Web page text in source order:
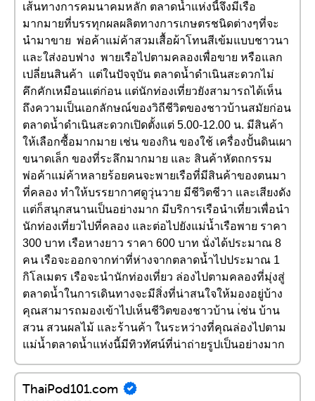
เส้นทางการคมนาคมหลัก ตลาดน้ำแห่งนี้จึงมีเรือ
มากมายที่บรรทุกผลผลิตทางการเกษตรชนิดต่างๆที่จะ
นำมาขาย พ่อค้าแม่ค้าสวมเสื้อผ้าโทนสีเข้มแบบชาวนา
และใส่งอบฟาง พายเรือไปตามคลองเพื่อขาย หรือแลก
เปลี่ยนสินค้า แต่ในปัจจุบัน ตลาดน้ำดำเนินสะดวกไม่
คึกคักเหมือนแต่ก่อน แต่นักท่องเที่ยวยังสามารถได้เห็น
ถึงความเป็นเอกลักษณ์ของวิถีชีวิตของชาวบ้านสมัยก่อน
ตลาดน้ำดำเนินสะดวกเปิดตั้งแต่ 5.00-12.00 น. มีสินค้า
ให้เลือกซื้อมากมาย เช่น ของกิน ของใช้ เครื่องปั้นดินเผา
ขนาดเล็ก ของที่ระลึกมากมาย และ สินค้าหัตถกรรม
พ่อค้าแม่ค้าหลายร้อยคนจะพายเรือที่มีสินค้าของตนมา
ที่คลอง ทำให้บรรยากาศดูวุ่นวาย มีชีวิตชีวา และเสียงดัง
แต่ก็สนุกสนานเป็นอย่างมาก มีบริการเรือนำเที่ยวเพื่อนำ
นักท่องเที่ยวไปที่คลอง และต่อไปยังแม่น้ำเรือพาย ราคา
300 บาท เรือหางยาว ราคา 600 บาท นั่งได้ประมาณ 8
คน เรือจะออกจากท่าที่ห่างจากตลาดน้ำไปประมาณ 1
กิโลเมตร เรือจะนำนักท่องเที่ยว ล่องไปตามคลองที่มุ่งสู่
ตลาดน้ำในการเดินทางจะมีสิ่งที่น่าสนใจให้มองอยู่บ้าง
คุณสามารถมองเข้าไปเห็นชีวิตของชาวบ้าน เ่ช่น บ้าน
สวน สวนผลไม้ และร้านค้า ในระหว่างที่คุณล่องไปตาม
แม่น้ำตลาดน้ำแห่งนี้มีทิวทัศน์ที่น่าถ่ายรูปเป็นอย่างมาก
ThaiPod101.com